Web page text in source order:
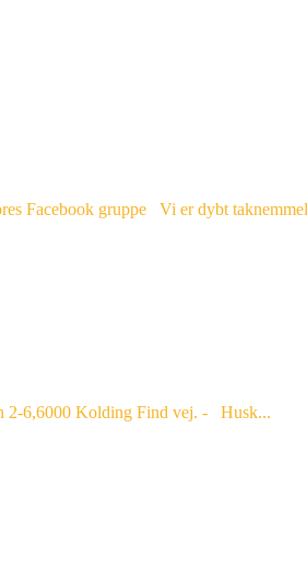
Facebook gruppe Vi er dybt
2-6,6000 Kolding Find vej. - Husk...